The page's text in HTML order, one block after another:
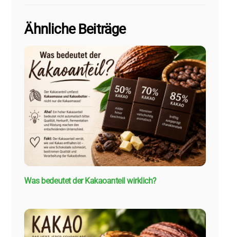
Ähnliche Beiträge
Was bedeutet der Kakaoanteil wirklich?